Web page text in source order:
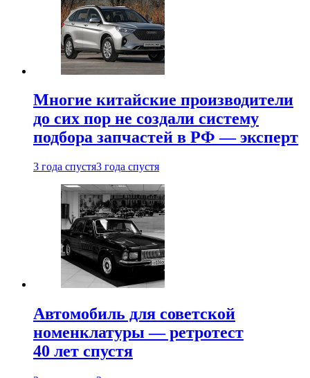
Многие китайские производители
до сих пор не создали систему
подбора запчастей в РФ — эксперт
3 года спустя3 года спустя
Автомобиль для советской
номенклатуры — ретротест
40 лет спустя